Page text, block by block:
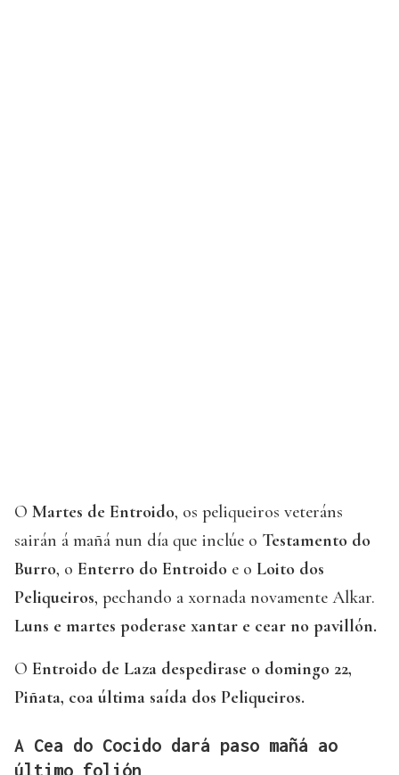
O Martes de Entroido, os peliqueiros veteráns
sairán á mañá nun día que inclúe o Testamento do
Burro, o Enterro do Entroido e o Loito dos
Peliqueiros, pechando a xornada novamente Alkar.
Luns e martes poderase xantar e cear no pavillón.
O Entroido de Laza despedirase o domingo 22,
Piñata, coa última saída dos Peliqueiros.
A Cea do Cocido dará paso mañá ao
último folión